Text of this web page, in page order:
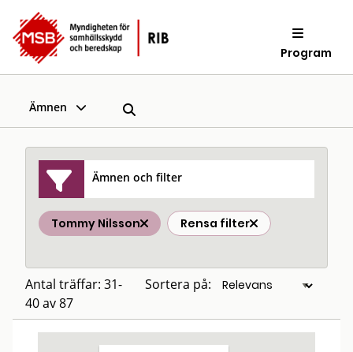
Program
Ämnen
Ämnen och filter
Tommy Nilsson Rensa filter
Antal träffar: 31-
40 av 87
Sortera på: